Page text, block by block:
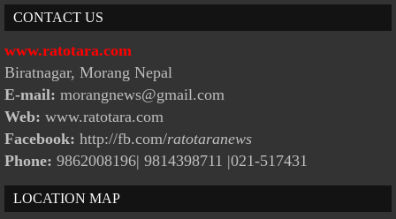
CONTACT US
www.ratotara.com
Biratnagar, Morang Nepal
E-mail: morangnews@gmail.com
Web: www.ratotara.com
Facebook: http://fb.com/ratotaranews
Phone: 9862008196| 9814398711 |021-517431
LOCATION MAP